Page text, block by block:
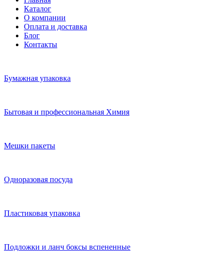
Каталог
О компании
Оплата и доставка
Блог
Контакты
Бумажная упаковка
Бытовая и профессиональная Химия
Мешки пакеты
Одноразовая посуда
Пластиковая упаковка
Подложки и ланч боксы вспененные